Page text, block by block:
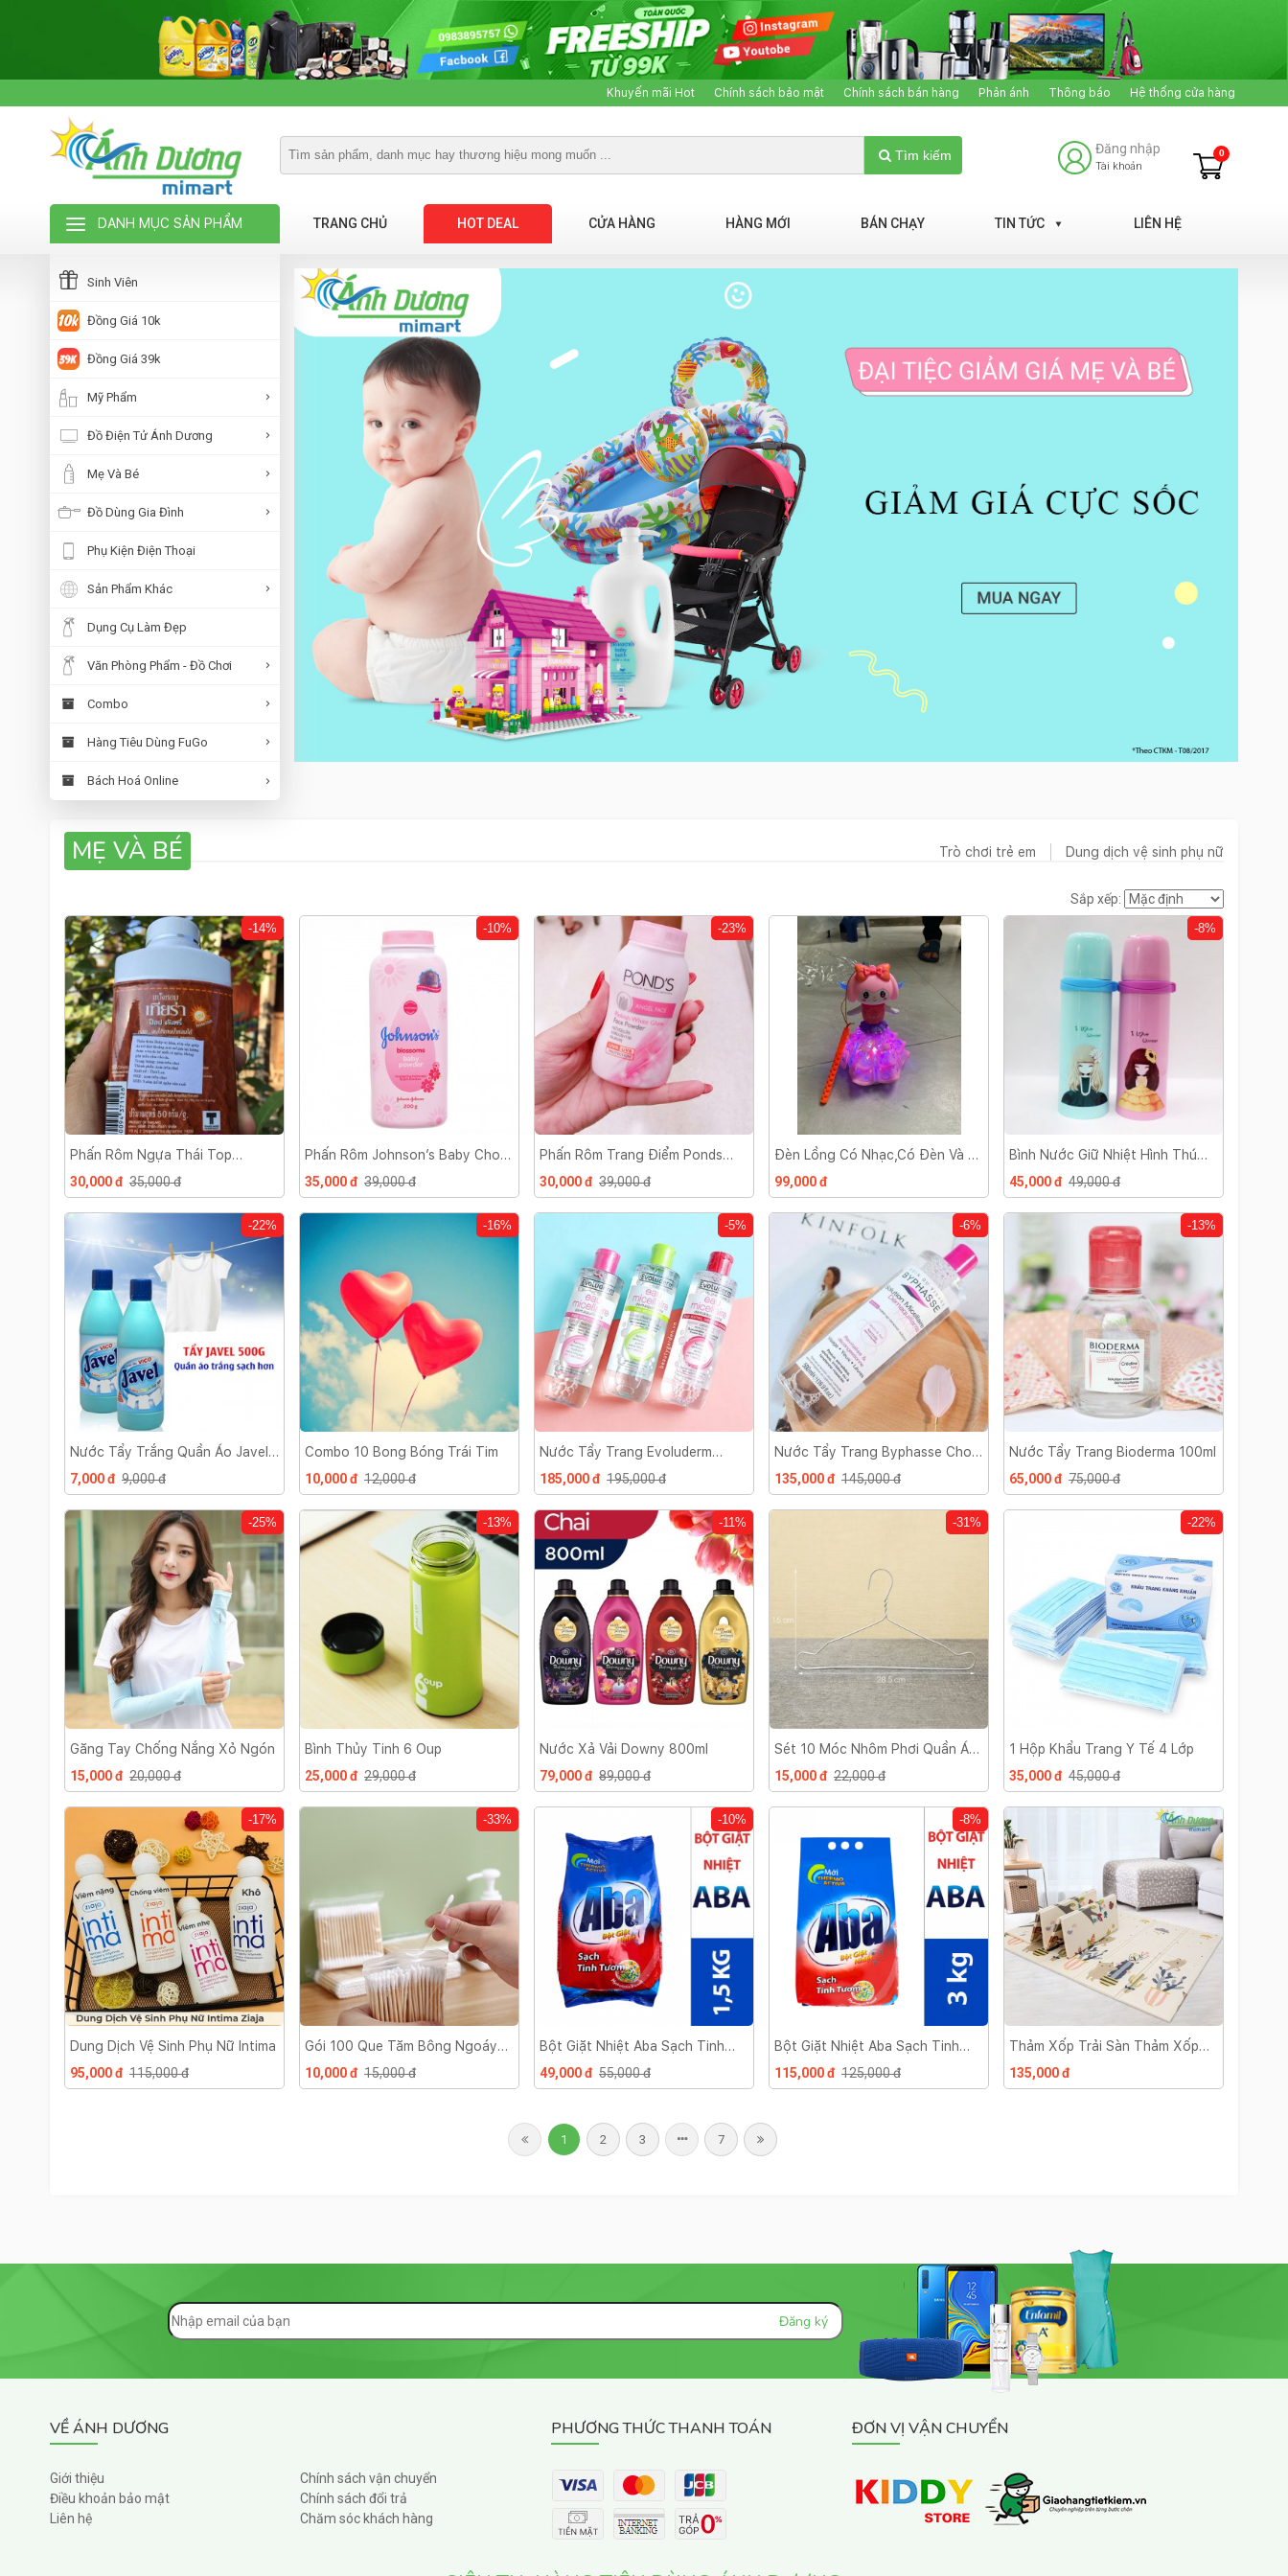
Khuyến mãi Hot Chính sách bảo mật Chính sách bán hàng Phản ánh Thông báo Hệ thống cửa hàng
Tìm kiếm Đăng nhập
Tài khoản
0
DANH MỤC SẢN PHẨM TRANG CHỦ HOT DEAL CỬA HÀNG HÀNG MỚI BÁN CHẠY TIN TỨC LIÊN HỆ
Sinh Viên
Đồng Giá 10k
Đồng Giá 39k
Mỹ Phẩm
Đồ Điện Tử Ánh Dương
Mẹ Và Bé
Đồ Dùng Gia Đình
Phụ Kiện Điện Thoại
Sản Phẩm Khác
Dụng Cụ Làm Đẹp
Văn Phòng Phẩm - Đồ Chơi
Combo
Hàng Tiêu Dùng FuGo
Bách Hoá Online
MẸ VÀ BÉ Trò chơi trẻ em Dung dịch vệ sinh phụ nữ
Sắp xếp:
-14%
Phấn Rôm Ngựa Thái Top
Country
30,000 đ 35,000 đ
-10%
Phấn Rôm Johnson’s Baby Cho
Bé
35,000 đ 39,000 đ
-23%
Phấn Rôm Trang Điểm Ponds
Thái Lan
30,000 đ 39,000 đ
Đèn Lồng Có Nhạc,có Đèn Và Di
Chuyển Được
99,000 đ
-8%
Bình Nước Giữ Nhiệt Hình Thú
500ml
45,000 đ 49,000 đ
-22%
Nước Tẩy Trắng Quần Áo Javel
350ml
7,000 đ 9,000 đ
-16%
Combo 10 Bong Bóng Trái Tim
10,000 đ 12,000 đ
-5%
Nước Tẩy Trang Evoluderm
Micellar Cleansing Water 500ml
185,000 đ 195,000 đ
-6%
Nước Tẩy Trang Byphasse Cho
Mọi Loại Da 500ml
135,000 đ 145,000 đ
-13%
Nước Tẩy Trang Bioderma 100ml
65,000 đ 75,000 đ
-25%
Găng Tay Chống Nắng Xỏ Ngón
15,000 đ 20,000 đ
-13%
Bình Thủy Tinh 6 Oup
25,000 đ 29,000 đ
-11%
Nước Xả Vải Downy 800ml
79,000 đ 89,000 đ
-31%
Sét 10 Móc Nhôm Phơi Quần Áo
Trẻ Em
15,000 đ 22,000 đ
-22%
1 Hộp Khẩu Trang Y Tế 4 Lớp
35,000 đ 45,000 đ
-17%
Dung Dịch Vệ Sinh Phụ Nữ Intima
95,000 đ 115,000 đ
-33%
Gói 100 Que Tăm Bông Ngoáy
Tai Thân Gỗ - Bông Ráy Tai Cán
Gỗ
10,000 đ 15,000 đ
-10%
Bột Giặt Nhiệt Aba Sạch Tinh
Tươm 1,5kg
49,000 đ 55,000 đ
-8%
Bột Giặt Nhiệt Aba Sạch Tinh
Tươm 3kg
115,000 đ 125,000 đ
Thảm Xốp Trải Sàn Thảm Xốp
Lót Sàn Cho Bé Gấp Gọn Chống
Trơn 2 Mặt Kèm Túi Đựng Sang
135,000 đ
1 2 3 7
VỀ ÁNH DƯƠNG
Giới thiệu
Điều khoản bảo mật
Liên hệ
Chính sách vận chuyển
Chính sách đổi trả
Chăm sóc khách hàng
PHƯƠNG THỨC THANH TOÁN ĐƠN VỊ VẬN CHUYỂN